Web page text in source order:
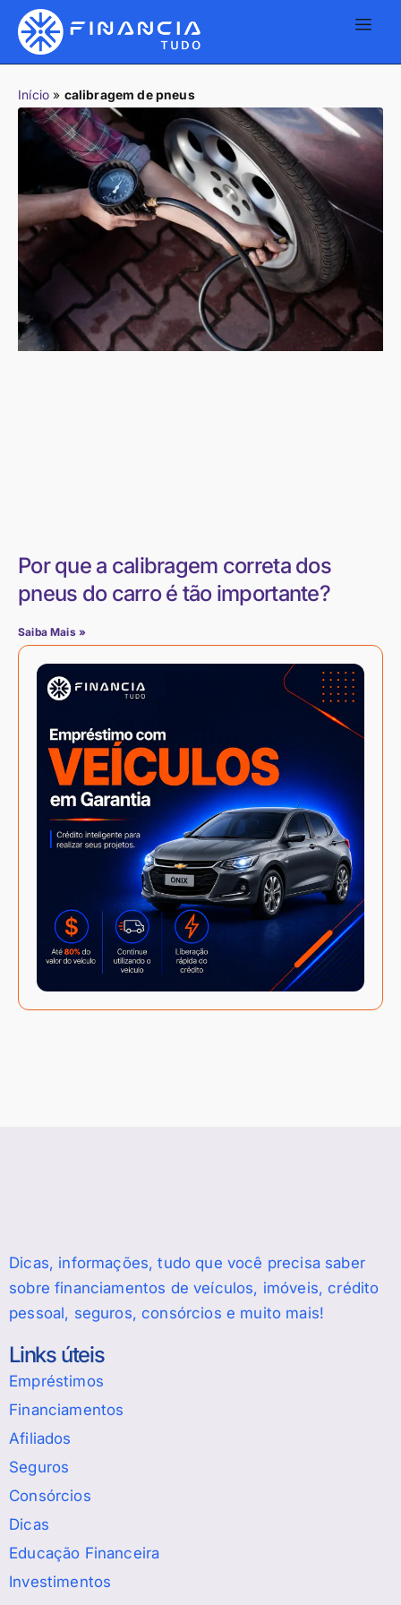
Início » calibragem de pneus
Por que a calibragem correta dos
pneus do carro é tão importante?
Saiba Mais »
Dicas, informações, tudo que você precisa saber
sobre financiamentos de veículos, imóveis, crédito
pessoal, seguros, consórcios e muito mais!
Links úteis
Empréstimos
Financiamentos
Afiliados
Seguros
Consórcios
Dicas
Educação Financeira
Investimentos